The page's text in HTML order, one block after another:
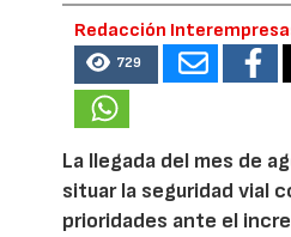
Redacción
729
La llegada del mes de
situar la seguridad vial
prioridades ante el